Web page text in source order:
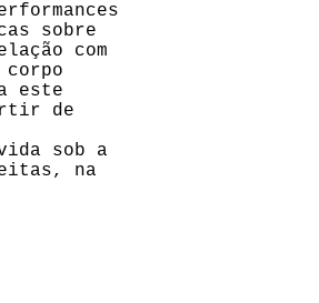
sobre
com
este
de
sob a
na